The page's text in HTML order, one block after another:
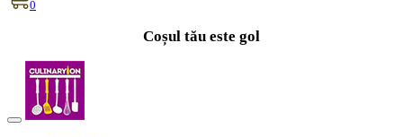
0
Coșul tău este gol